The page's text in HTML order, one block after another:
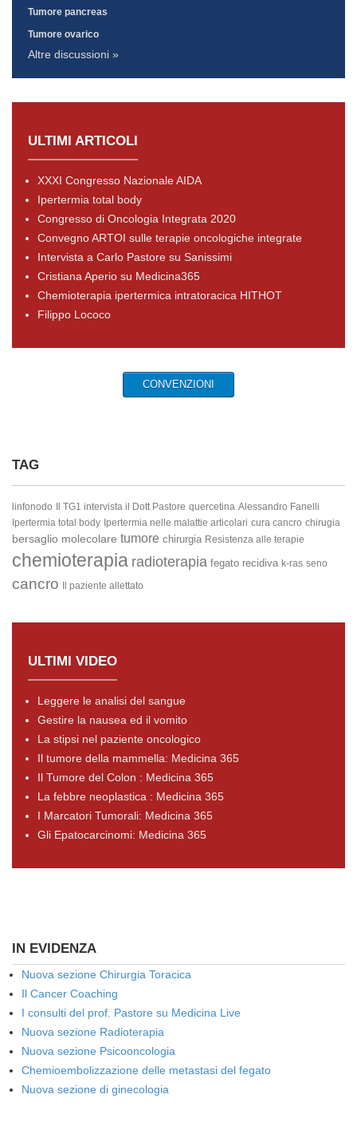
Tumore pancreas
Tumore ovarico
Altre discussioni »
ULTIMI ARTICOLI
XXXI Congresso Nazionale AIDA
Ipertermia total body
Congresso di Oncologia Integrata 2020
Convegno ARTOI sulle terapie oncologiche integrate
Intervista a Carlo Pastore su Sanissimi
Cristiana Aperio su Medicina365
Chemioterapia ipertermica intratoracica HITHOT
Filippo Lococo
CONVENZIONI
TAG
linfonodo Il TG1 intervista il Dott Pastore quercetina Alessandro Fanelli
Ipertermia total body Ipertermia nelle malattie articolari cura cancro chirugia
bersaglio molecolare tumore chirurgia Resistenza alle terapie
chemioterapia radioterapia fegato recidiva k-ras seno
cancro Il paziente allettato
ULTIMI VIDEO
Leggere le analisi del sangue
Gestire la nausea ed il vomito
La stipsi nel paziente oncologico
Il tumore della mammella: Medicina 365
Il Tumore del Colon : Medicina 365
La febbre neoplastica : Medicina 365
I Marcatori Tumorali: Medicina 365
Gli Epatocarcinomi: Medicina 365
IN EVIDENZA
Nuova sezione Chirurgia Toracica
Il Cancer Coaching
I consulti del prof. Pastore su Medicina Live
Nuova sezione Radioterapia
Nuova sezione Psicooncologia
Chemioembolizzazione delle metastasi del fegato
Nuova sezione di ginecologia